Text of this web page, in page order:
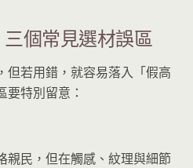
個常見選材誤區
但若用錯，就容易落入「假高
特別留意：
親民，但在觸感、紋理與細節